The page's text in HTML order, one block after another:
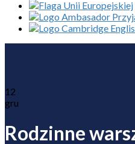
12
gru
Rodzinne